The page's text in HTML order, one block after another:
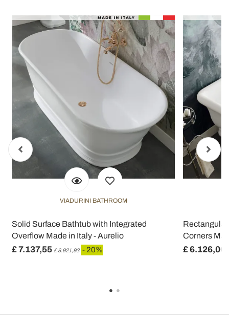
VIADURINI BATHROOM
Solid Surface Bathtub with Integrated
Overflow Made in Italy - Aurelio
£ 7.137,55 £ 8.921,93 - 20%
Corners
£ 6.126,00